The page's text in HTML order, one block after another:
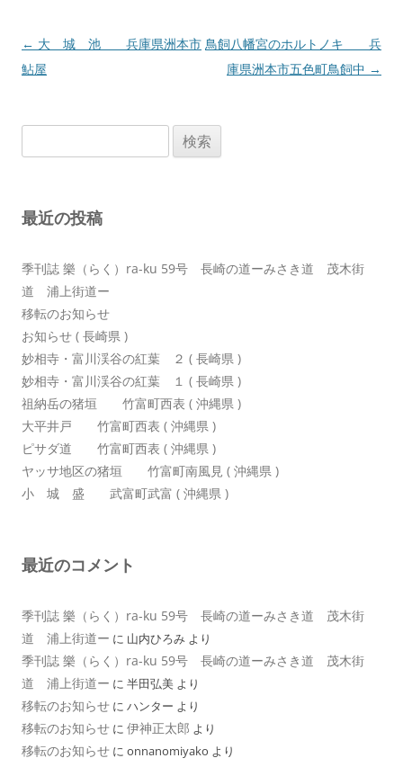
投
稿
ョ
← 大 城 池 兵庫県洲本市
鮎屋
鳥飼八幡宮のホルトノキ 兵
庫県洲本市五色町鳥飼中 →
索:
最近の投稿
季刊誌 樂（らく）ra-ku 59号 長崎の道ーみさき道 茂木街
道 浦上街道ー
移転のお知らせ
お知らせ ( 長崎県 )
妙相寺・富川渓谷の紅葉 ２ ( 長崎県 )
妙相寺・富川渓谷の紅葉 １ ( 長崎県 )
祖納岳の猪垣 竹富町西表 ( 沖縄県 )
大平井戸 竹富町西表 ( 沖縄県 )
ピサダ道 竹富町西表 ( 沖縄県 )
ヤッサ地区の猪垣 竹富町南風見 ( 沖縄県 )
小 城 盛 武富町武富 ( 沖縄県 )
最近のコメント
季刊誌 樂（らく）ra-ku 59号 長崎の道ーみさき道 茂木街
道 浦上街道ー に 山内ひろみ より
季刊誌 樂（らく）ra-ku 59号 長崎の道ーみさき道 茂木街
道 浦上街道ー に 半田弘美 より
移転のお知らせ に ハンター より
移転のお知らせ に 伊神正太郎 より
移転のお知らせ に onnanomiyako より